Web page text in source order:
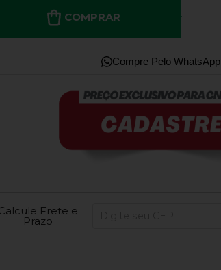
COMPRAR
Compre Pelo WhatsApp
Frete e
Prazo